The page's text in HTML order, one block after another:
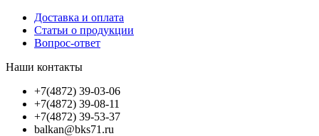
Доставка и оплата
Статьи о продукции
Вопрос-ответ
Наши контакты
+7(4872) 39-03-06
+7(4872) 39-08-11
+7(4872) 39-53-37
balkan@bks71.ru